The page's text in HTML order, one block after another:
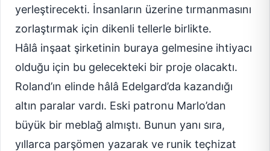
yerleştirecekti. İnsanların üzerine tırmanmasını
zorlaştırmak için dikenli tellerle birlikte.
Hâlâ inşaat şirketinin buraya gelmesine ihtiyacı
olduğu için bu gelecekteki bir proje olacaktı.
Roland’ın elinde hâlâ Edelgard’da kazandığı
altın paralar vardı. Eski patronu Marlo’dan
büyük bir meblağ almıştı. Bunun yanı sıra,
yıllarca parşömen yazarak ve runik teçhizat